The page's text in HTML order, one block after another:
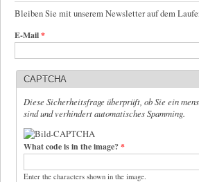
Bleiben Sie mit unserem Newsletter auf dem
E-Mail*
CAPTCHA
Diese Sicherheitsfrage überprüft, ob Sie ein
sind und verhindert automatisches Spamming.
What code is in the image?*
Enter the characters shown in the image.